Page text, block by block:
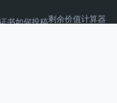
书如何投稿剩余价值计算器